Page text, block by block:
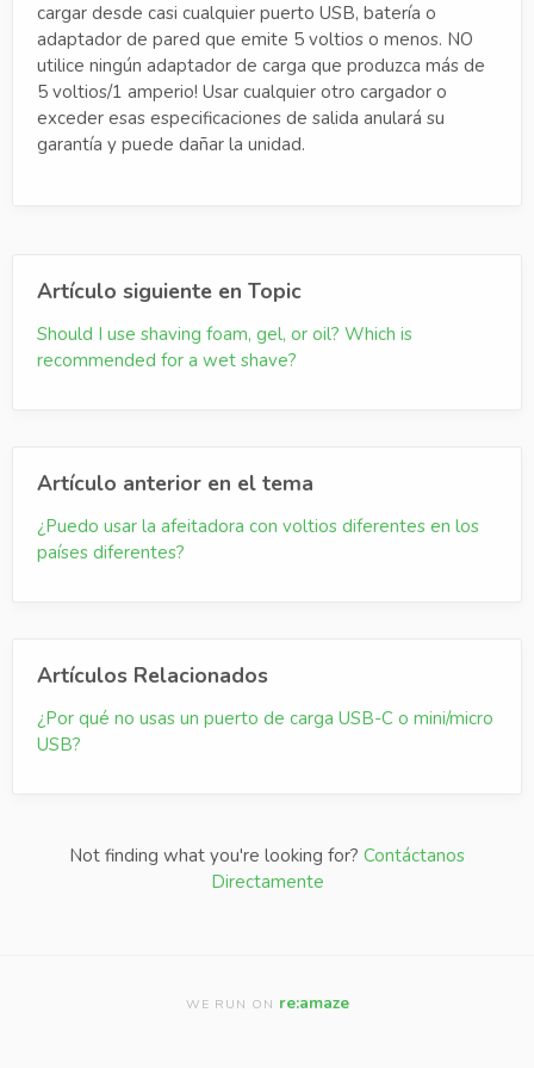
cargar desde casi cualquier puerto USB, batería o
adaptador de pared que emite 5 voltios o menos. NO
utilice ningún adaptador de carga que produzca más de
5 voltios/1 amperio! Usar cualquier otro cargador o
exceder esas especificaciones de salida anulará su
garantía y puede dañar la unidad.
Artículo siguiente en Topic
Should I use shaving foam, gel, or oil? Which is
recommended for a wet shave?
Artículo anterior en el tema
¿Puedo usar la afeitadora con voltios diferentes en los
países diferentes?
Artículos Relacionados
¿Por qué no usas un puerto de carga USB-C o mini/micro
USB?
Not finding what you're looking for? Contáctanos
Directamente
WE RUN ON re:amaze